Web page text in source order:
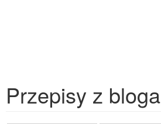
Przepisy z bloga